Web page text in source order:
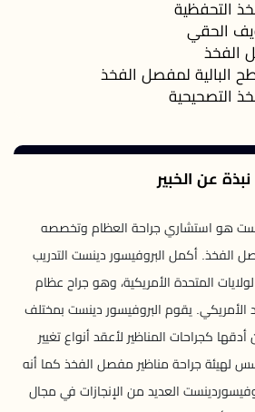
التحفظية
الحقي
الفخذ
البالية لمفصل الفخذ
التصحيحية
نبذة عن الخبير
هو استشاري جراحة العظام وتخصصه
الفخذ. أكمل البروفيسور دينست التدريب
المتحدة الأمريكية، وهو جراح عظام
الأمريكي. يقوم البروفيسور دينست بمختلف
كجراحات المناظير لأعقد أنواع تغيير
جراحة مناظير مفصل الفخذ كما أنه
العديد من الإنجازات في مجال